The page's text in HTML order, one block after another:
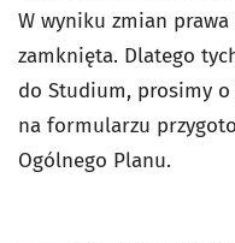
W wyniku zmian
zamknięta. Dlatego
do Studium, prosimy o
na formularzu
Ogólnego Planu.